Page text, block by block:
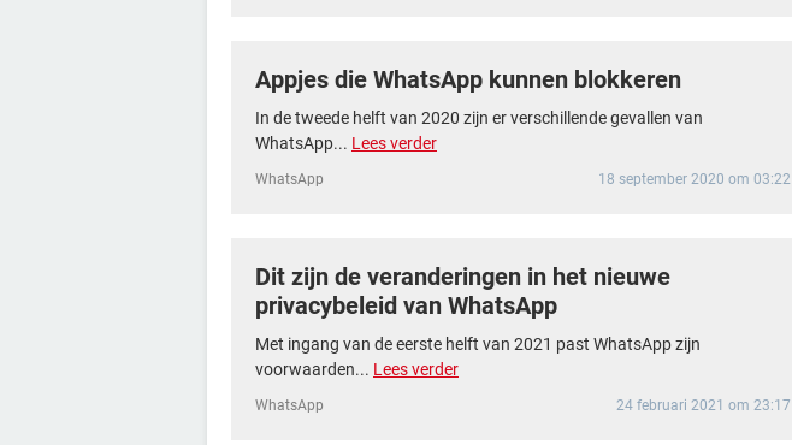
Appjes die WhatsApp kunnen blokkeren
In de tweede helft van 2020 zijn er verschillende gevallen van
WhatsApp... Lees verder
WhatsApp 18 september 2020 om 03:22
Dit zijn de veranderingen in het nieuwe
privacybeleid van WhatsApp
Met ingang van de eerste helft van 2021 past WhatsApp zijn
voorwaarden... Lees verder
WhatsApp 24 februari 2021 om 23:17